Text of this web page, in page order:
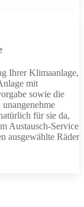
Ihrer Klimaanlage,
mit
sowie die
für sie da,
Austausch-Service
ausgewählte Räder